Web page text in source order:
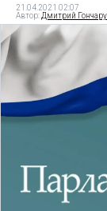
21.04.2021 02:07
Автор: Дмитрий